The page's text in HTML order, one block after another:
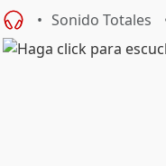
Sonido Totales